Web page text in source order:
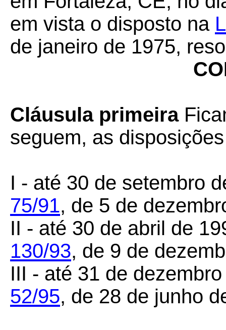
em vista o disposto na
de janeiro de 1975,
Cláusula primeira
seguem, as
I - até 30 de setembro
75/91, de 5 de
II - até 30 de abril de
130/93, de 9 de
III - até 31 de
52/95, de 28 de junho